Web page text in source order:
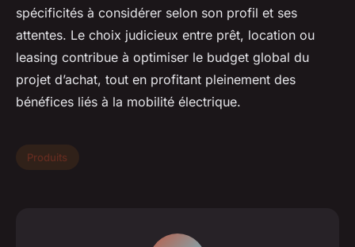
spécificités à considérer selon son profil et ses
attentes. Le choix judicieux entre prêt, location ou
leasing contribue à optimiser le budget global du
projet d’achat, tout en profitant pleinement des
bénéfices liés à la mobilité électrique.
Produits